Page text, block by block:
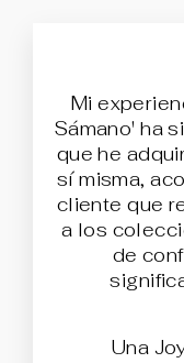
Mi
Sámano' ha
que he
sí misma,
cliente que
a los
de
Una